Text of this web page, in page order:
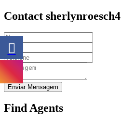
Contact sherlynroesch4
Enviar Mensagem
Find Agents